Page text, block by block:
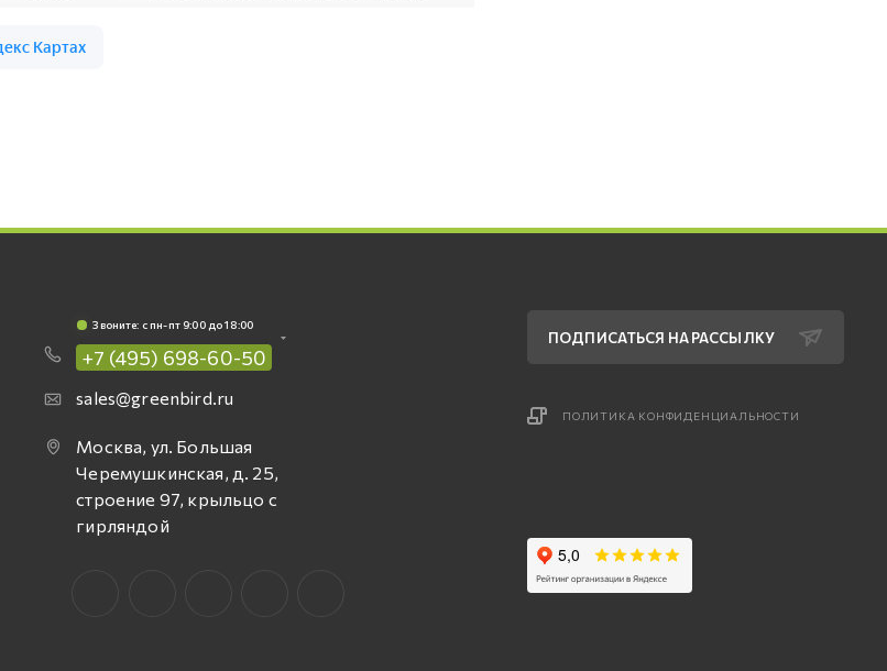
Звоните: c пн-пт 9:00 до 18:00
+7 (495) 698-60-50
sales@greenbird.ru
Москва, ул. Большая
Черемушкинская, д. 25,
строение 97, крыльцо с
гирляндой
ПОДПИСАТЬСЯ НА РАССЫЛКУ
ПОЛИТИКА КОНФИДЕНЦИАЛЬНОСТИ